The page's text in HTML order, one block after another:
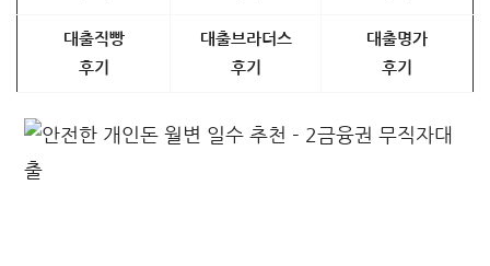
대출직빵
후기
대출브라더스
후기
대출명가
후기